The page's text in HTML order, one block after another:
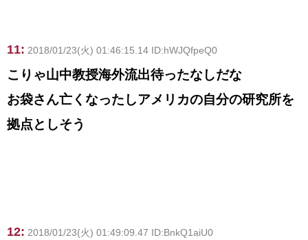
11: 2018/01/23(火) 01:46:15.14 ID:hWJQfpeQ0
こりゃ山中教授海外流出待ったなしだな
お袋さん亡くなったしアメリカの自分の研究所を
拠点としそう
12: 2018/01/23(火) 01:49:09.47 ID:BnkQ1aiU0